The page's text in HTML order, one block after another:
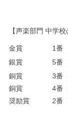
【声楽部門 中学校